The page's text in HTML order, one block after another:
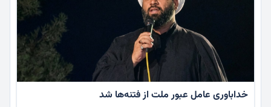
خداباوری عامل عبور ملت از فتنه‌ها شد